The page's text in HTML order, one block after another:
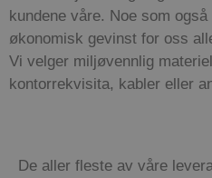
kundene våre. Noe som
økonomisk gevinst for oss
Vi velger miljøvennlig
kontorrekvisita, kabler eller
De aller fleste av våre